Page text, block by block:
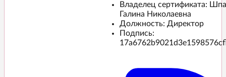
Владелец сертификата:
Галина Николаевна
Должность: Директор
Подпись: